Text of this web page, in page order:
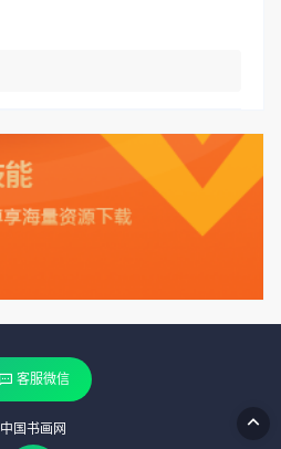
客服微信
中国书画网